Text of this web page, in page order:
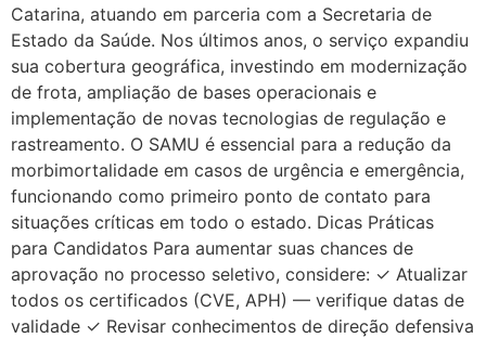
Catarina, atuando em parceria com a Secretaria de
Estado da Saúde. Nos últimos anos, o serviço expandiu
sua cobertura geográfica, investindo em modernização
de frota, ampliação de bases operacionais e
implementação de novas tecnologias de regulação e
rastreamento. O SAMU é essencial para a redução da
morbimortalidade em casos de urgência e emergência,
funcionando como primeiro ponto de contato para
situações críticas em todo o estado. Dicas Práticas
para Candidatos Para aumentar suas chances de
aprovação no processo seletivo, considere: ✓ Atualizar
todos os certificados (CVE, APH) — verifique datas de
validade ✓ Revisar conhecimentos de direção defensiva